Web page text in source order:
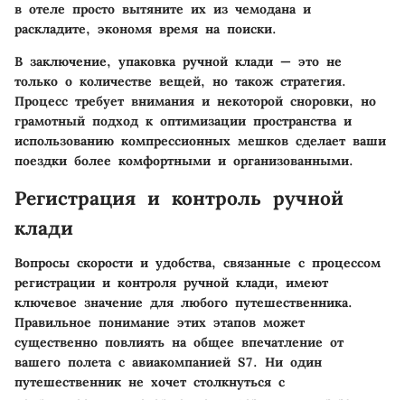
в отеле просто вытяните их из чемодана и
раскладите, экономя время на поиски.
В заключение, упаковка ручной клади — это не
только о количестве вещей, но також стратегия.
Процесс требует внимания и некоторой сноровки, но
грамотный подход к оптимизации пространства и
использованию компрессионных мешков сделает ваши
поездки более комфортными и организованными.
Регистрация и контроль ручной
клади
Вопросы скорости и удобства, связанные с процессом
регистрации и контроля ручной клади, имеют
ключевое значение для любого путешественника.
Правильное понимание этих этапов может
существенно повлиять на общее впечатление от
вашего полета с авиакомпанией S7. Ни один
путешественник не хочет столкнуться с